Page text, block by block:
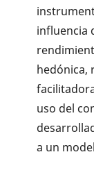
influencia
hedónica,
uso del
a un